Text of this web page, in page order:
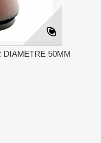
DIAMETRE 50MM